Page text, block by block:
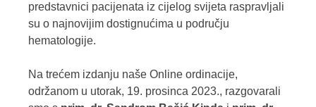
predstavnici pacijenata iz cijelog svijeta raspravljali
su o najnovijim dostignućima u području
hematologije.
Na trećem izdanju naše Online ordinacije,
održanom u utorak, 19. prosinca 2023., razgovarali